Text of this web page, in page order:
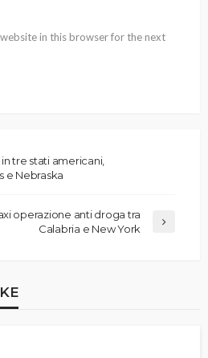
in this browser for the next
tre stati americani,
e Nebraska
operazione anti droga tra
Calabria e New York